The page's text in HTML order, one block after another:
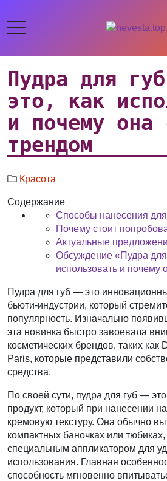
Пудра для
это, как
и почему она
трендом
Красота
Содержание
Способы нанесения
Почему стоит
Актуальные
Обсуждение «Пудра для
использовать и почему
Пудра для губ — это
бьюти-индустрии, который
популярность. Изначально
эта новинка быстро завоевала
косметических брендов, таких как
Paris, которые представили
средства.
По своей сути, пудра для губ —
продукт, который при нанесении
кремовую текстуру. Она обычно
компактных баночках или
специальным аппликатором для
использования. Главная
способность мгновенно